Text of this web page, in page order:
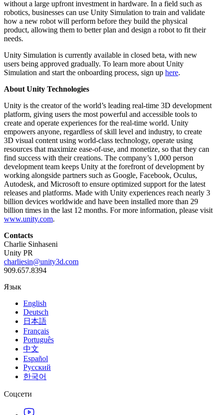
without a large upfront investment in hardware. In a field such as
robotics, businesses can use Unity Simulation to train and validate
how a new robot will perform before they build the physical
product, allowing them to better plan and design a robot to fit their
needs.
Unity Simulation is currently available in closed beta, with new
users being approved gradually. To learn more about Unity
Simulation and start the onboarding process, sign up here.
About Unity Technologies
Unity is the creator of the world’s leading real-time 3D development
platform, giving users the most powerful and accessible tools to
create and operate experiences for the real-time world. Unity
empowers anyone, regardless of skill level and industry, to create
3D visual content using world-class technology, operate using
resources that maximize ease-of-use, and monetize, so that they can
find success with their creations. The company’s 1,000 person
development team keeps Unity at the forefront of development by
working alongside partners such as Google, Facebook, Oculus,
Autodesk, and Microsoft to ensure optimized support for the latest
releases and platforms. Made with Unity experiences reach nearly 3
billion devices worldwide and have been installed more than 29
billion times in the last 12 months. For more information, please visit
www.unity.com.
Contacts
Charlie Sinhaseni
Unity PR
charliesin@unity3d.com
909.657.8394
Язык
English
Deutsch
日本語
Français
Português
中文
Español
Русский
한국어
Соцсети